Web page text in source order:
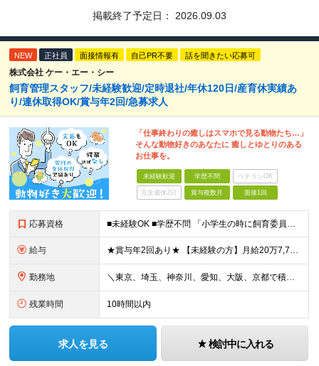
掲載終了予定日： 2026.09.03
NEW 正社員 面接情報有 自己PR不要 話を聞きたい応募可
株式会社 ケー・エー・シー
飼育管理スタッフ/未経験歓迎/定時退社/年休120日/産育休実績あ
り/連休取得OK/賞与年2回/急募求人
「仕事終わりの癒しはスマホで見る動物たち…」
そんな動物好きのあなたに 癒しとゆとりのある
お仕事を。
未経験歓迎 学歴不問 ベテランOK
完全週休2日 賞与複数月 面接1回
応募資格 ■未経験OK ■学歴不問 「小学生の時に飼育委員だった！」 なんて方もお待ちしております♪ ※ご自宅でのペット飼育について※ ご自宅でげっ歯類・ウサギのペット飼育を禁止しております。当社業務では清
給与 ★賞与年2回あり★ 【未経験の方】月給20万7,750円～＋賞与年2回＋残業代全額支給＋交通費支給 【生物系大卒の方】月給21万3,750円～＋賞与年2回＋残業代全額支給＋交通費支給 ★手当が充実
勤務地 ＼東京、埼玉、神奈川、愛知、大阪、京都で積極採用中！／ ・東京都：品川区 ・埼玉県：和光市 ・神奈川県：横浜市戸塚区、藤沢市 ・茨城県：つくば市 Lマイカー通勤OK！ ・愛知県：犬山市
残業時間 10時間以内
求人を見る 検討中に入れる